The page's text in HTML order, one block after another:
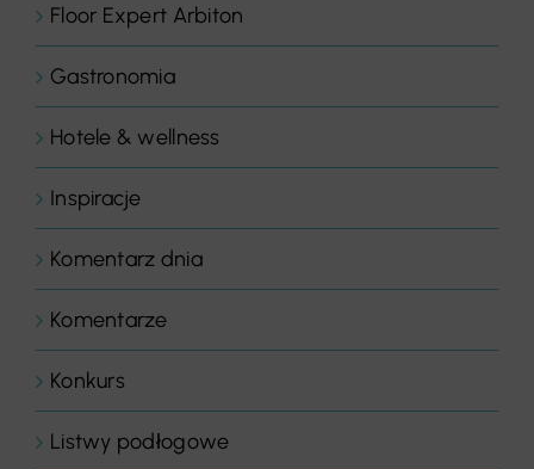
Floor Expert Arbiton
Gastronomia
Hotele & wellness
Inspiracje
Komentarz dnia
Komentarze
Konkurs
Listwy podłogowe